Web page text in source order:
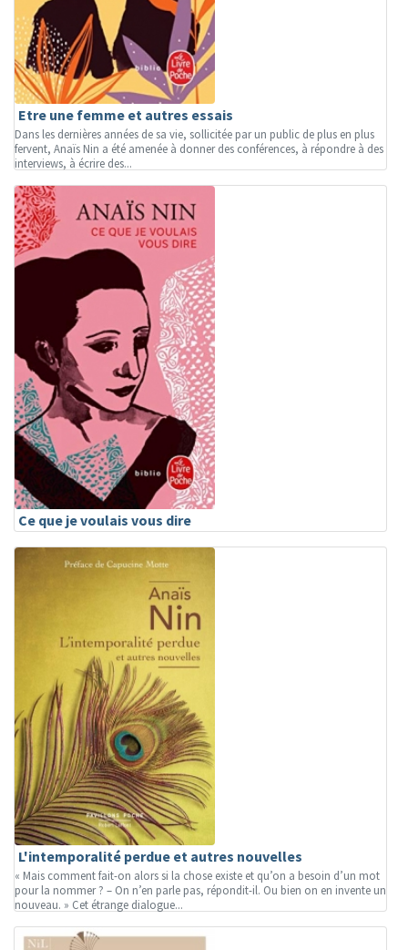
Etre une femme et autres essais
Dans les dernières années de sa vie, sollicitée par un public de plus en plus
fervent, Anaïs Nin a été amenée à donner des conférences, à répondre à des
interviews, à écrire des...
Ce que je voulais vous dire
L'intemporalité perdue et autres nouvelles
« Mais comment fait-on alors si la chose existe et qu’on a besoin d’un mot
pour la nommer ? – On n’en parle pas, répondit-il. Ou bien on en invente un
nouveau. » Cet étrange dialogue...